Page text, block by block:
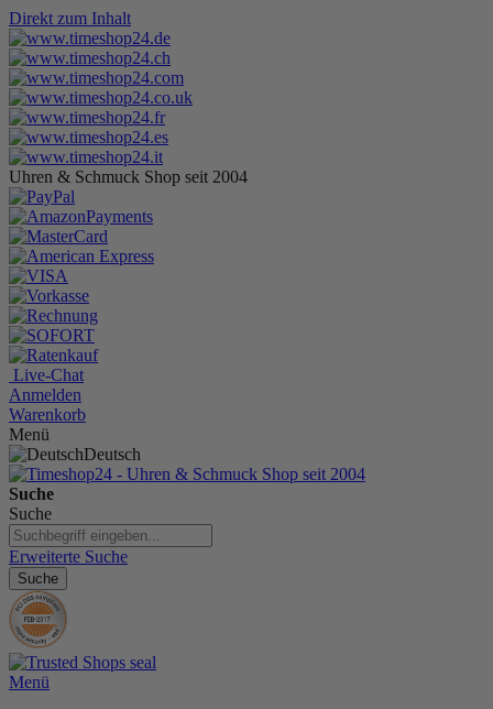
Direkt zum Inhalt
Uhren & Schmuck Shop seit 2004
Live-Chat
Anmelden
Warenkorb
Menü
Deutsch
Suche
Suche
Erweiterte Suche
Suche
Menü